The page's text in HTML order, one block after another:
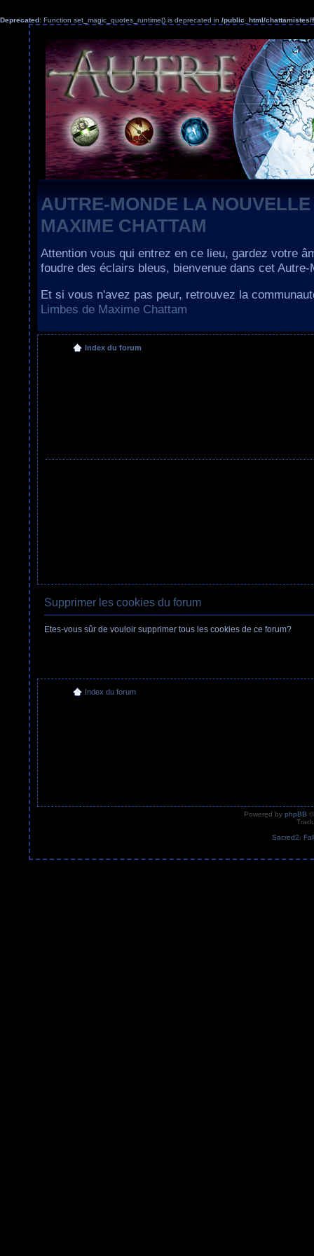
Deprecated: Function set_magic_quotes_runtime() is deprecated in /public_html/chattamistes/
AUTRE-MONDE LA
MAXIME CHATTAM
Attention vous qui entrez en ce lieu, gardez votre
foudre des éclairs bleus, bienvenue dans cet Autre-
Et si vous n'avez pas peur, retrouvez la
Limbes de Maxime Chattam
Index du forum
Supprimer les cookies du forum
Etes-vous sûr de vouloir supprimer tous les cookies de ce forum?
Index du forum
Powered by phpBB
Sacred2: